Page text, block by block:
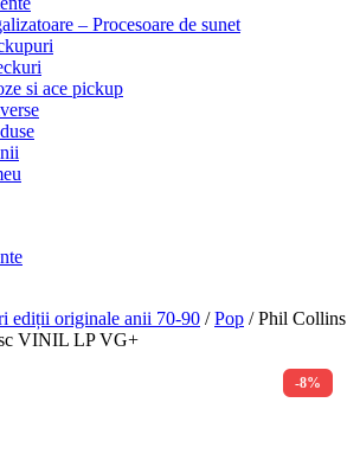
– Procesoare de sunet
si ace pickup
ediții originale anii 70-90 /Pop /Phil Collins
VINIL LP VG+
-8%